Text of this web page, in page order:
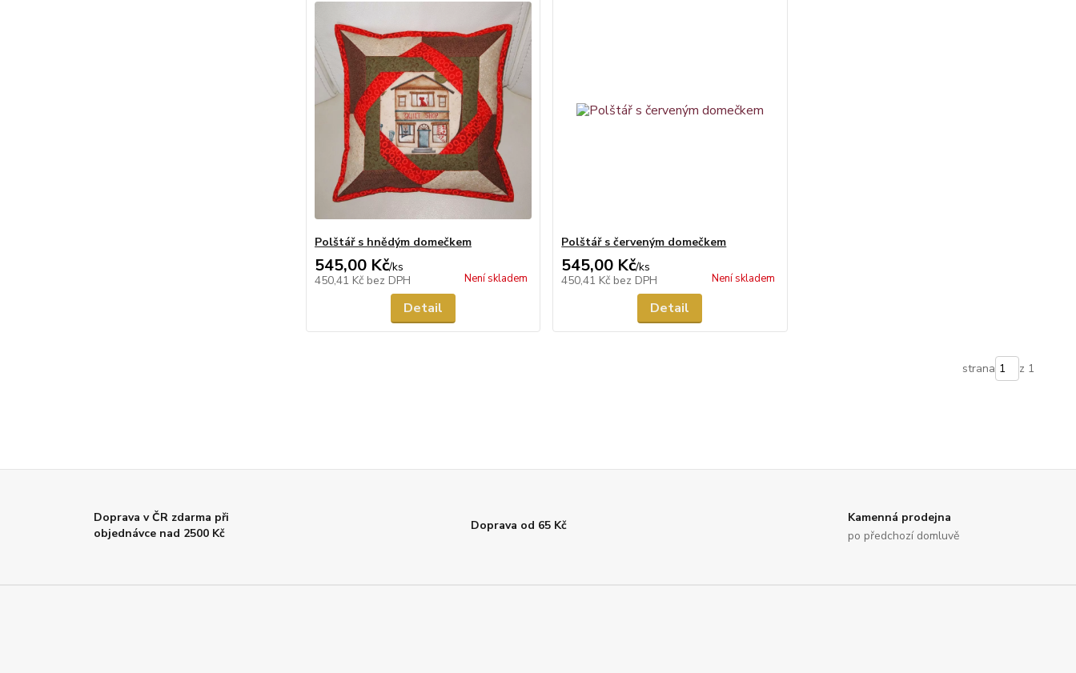
Polštář s hnědým domečkem
545,00 Kč/ks
450,41 Kč bez DPH Není skladem
Detail
Polštář s červeným domečkem
545,00 Kč/ks
450,41 Kč bez DPH Není skladem
Detail
strana z 1
Doprava v ČR zdarma při
objednávce nad 2500 Kč
Doprava od 65 Kč
Kamenná prodejna
po předchozí domluvě